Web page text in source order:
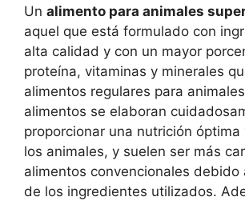
Un alimento para animales
aquel que está formulado con
alta calidad y con un mayor
proteína, vitaminas y minerales
alimentos regulares para
alimentos se elaboran
proporcionar una nutrición óptima
los animales, y suelen ser más
alimentos convencionales debido
de los ingredientes utilizados.